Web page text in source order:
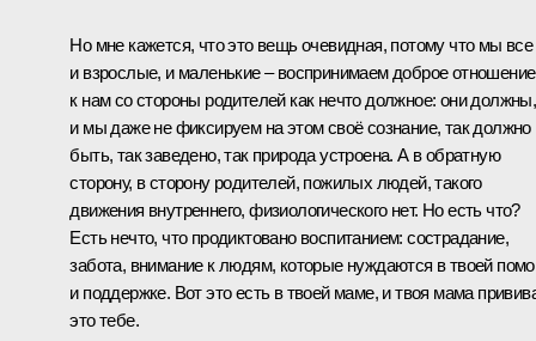
Но мне кажется, что это вещь очевидная, потому что мы все
и взрослые, и маленькие ‒ воспринимаем доброе отношение
к нам со стороны родителей как нечто должное: они должны,
и мы даже не фиксируем на этом своё сознание, так должно
быть, так заведено, так природа устроена. А в обратную
сторону, в сторону родителей, пожилых людей, такого
движения внутреннего, физиологического нет. Но есть что?
Есть нечто, что продиктовано воспитанием: сострадание,
забота, внимание к людям, которые нуждаются в твоей
и поддержке. Вот это есть в твоей маме, и твоя мама
это тебе.